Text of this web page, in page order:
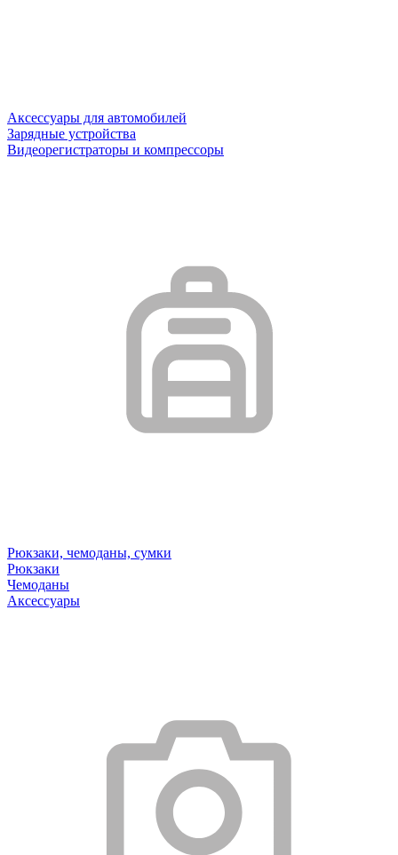
Аксессуары для автомобилей
Зарядные устройства
Видеорегистраторы и компрессоры
Рюкзаки, чемоданы, сумки
Рюкзаки
Чемоданы
Аксессуары